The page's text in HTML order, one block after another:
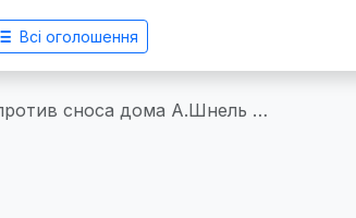
Всі оголошення
сноса дома А.Шнель …